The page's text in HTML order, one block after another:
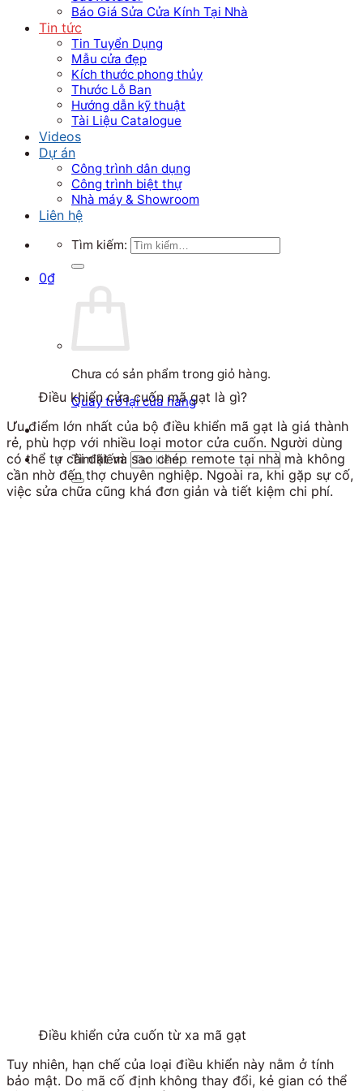
Báo Giá Sửa Cửa Kính Tại Nhà
Tin tức
Tin Tuyển Dụng
Mẫu cửa đẹp
Kích thước phong thủy
Thước Lỗ Ban
Hướng dẫn kỹ thuật
Tài Liệu Catalogue
Videos
Dự án
Công trình dân dụng
Công trình biệt thự
Nhà máy & Showroom
Liên hệ
Tìm kiếm:
0₫
Chưa có sản phẩm trong giỏ hàng.
Quay trở lại cửa hàng
Tìm kiếm:
Điều khiển cửa cuốn mã gạt là gì?
Ưu điểm lớn nhất của bộ điều khiển mã gạt là giá thành
rẻ, phù hợp với nhiều loại motor cửa cuốn. Người dùng
có thể tự cài đặt và sao chép remote tại nhà mà không
cần nhờ đến thợ chuyên nghiệp. Ngoài ra, khi gặp sự cố,
việc sửa chữa cũng khá đơn giản và tiết kiệm chi phí.
Điều khiển cửa cuốn từ xa mã gạt
Tuy nhiên, hạn chế của loại điều khiển này nằm ở tính
bảo mật. Do mã cố định không thay đổi, kẻ gian có thể